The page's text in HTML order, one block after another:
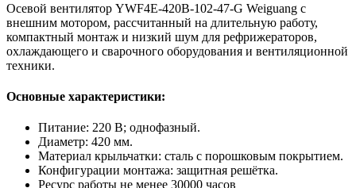
Осевой вентилятор YWF4E-420B-102-47-G Weiguang с
внешним мотором, рассчитанный на длительную работу,
компактный монтаж и низкий шум для рефрижераторов,
охлаждающего и сварочного оборудования и вентиляционной
техники.
Основные характеристики:
Питание: 220 В; однофазный.
Диаметр: 420 мм.
Материал крыльчатки: сталь с порошковым покрытием.
Конфигурации монтажа: защитная решётка.
Ресурс работы не менее 30000 часов